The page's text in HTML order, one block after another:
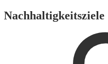
Nachhaltigkeitsziele